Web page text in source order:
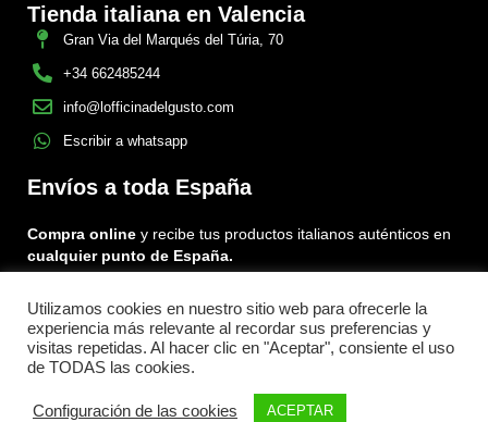
Tienda italiana en Valencia
Gran Via del Marqués del Túria, 70
+34 662485244
info@lofficinadelgusto.com
Escribir a whatsapp
Envíos a toda España
Compra online y recibe tus productos italianos auténticos en
cualquier punto de España.
Encuéntranos en:
FacebookInstagram
Tiktok
Menu
Utilizamos cookies en nuestro sitio web para ofrecerle la
experiencia más relevante al recordar sus preferencias y
visitas repetidas. Al hacer clic en "Aceptar", consiente el uso
de TODAS las cookies.
Configuración de las cookies ACEPTAR